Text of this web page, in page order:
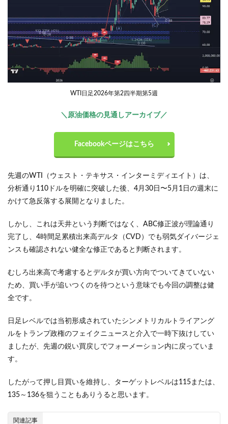
WTI日足2026年第2四半期第5週
＼原油価格の見通しアーカイブ／
Facebookページはこちら
先週のWTI（ウェスト・テキサス・インターミディエイト）は、
分析通り110ドルを明確に突破した後、4月30日〜5月1日の週末に
かけて急反落する展開となりました。
しかし、これは天井という判断ではなく、ABC修正波が理論通り
完了し、4時間足累積出来高デルタ（CVD）でも弱気ダイバージェ
ンスも確認されない健全な修正であると判断されます。
むしろ出来高で考慮するとデルタが買い方向でついてきていない
ため、買い手が追いつくのを待つという意味でも今回の調整は健
全です。
日足レベルでは当初形成されていたシンメトリカルトライアング
ルをトランプ政権のフェイクニュースと介入で一時下抜けしてい
ましたが、先週の鋭い買戻しでフォーメーション内に戻っていま
す。
したがって押し目買いを維持し、ターゲットレベルは115または、
135～136を狙うこともありうると思います。
関連記事